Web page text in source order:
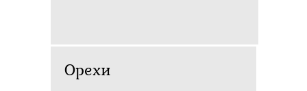
Орехи